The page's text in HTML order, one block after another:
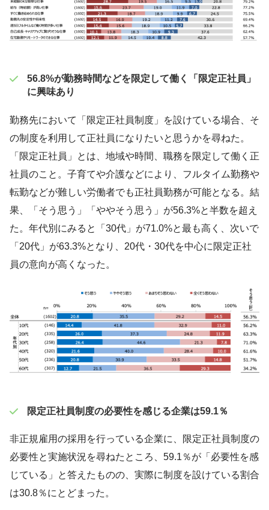
56.8%が勤務時間などを限定して働く「限定正社員」
に興味あり
勤務先において「限定正社員制度」を設けている場合、そ
の制度を利用して正社員になりたいと思うかを尋ねた。
「限定正社員」とは、地域や時間、職務を限定して働く正
社員のこと。子育てや介護などにより、フルタイム勤務や
転勤などが難しい労働者でも正社員勤務が可能となる。結
果、「そう思う」「ややそう思う」が56.3%と半数を超え
た。年代別にみると「30代」が71.0%と最も高く、次いで
「20代」が63.3%となり、20代・30代を中心に限定正社
員の意向が高くなった。
限定正社員制度の必要性を感じる企業は59.1％
非正規雇用の採用を行っている企業に、限定正社員制度の
必要性と実施状況を尋ねたところ、59.1％が「必要性を感
じている」と答えたものの、実際に制度を設けている割合
は30.8％にとどまった。